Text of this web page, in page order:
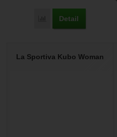
Porovnat
Detail
La Sportiva Kubo Woman